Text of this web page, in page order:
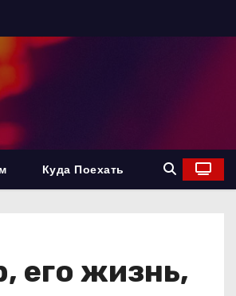
Куда Поехать
его жизнь,